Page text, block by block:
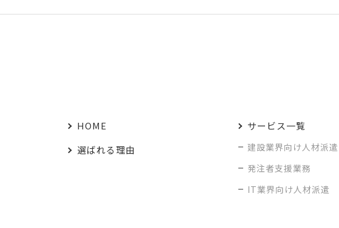
HOME
選ばれる理由
サービス一覧
建設業界向け人材派遣
発注者支援業務
IT業界向け人材派遣